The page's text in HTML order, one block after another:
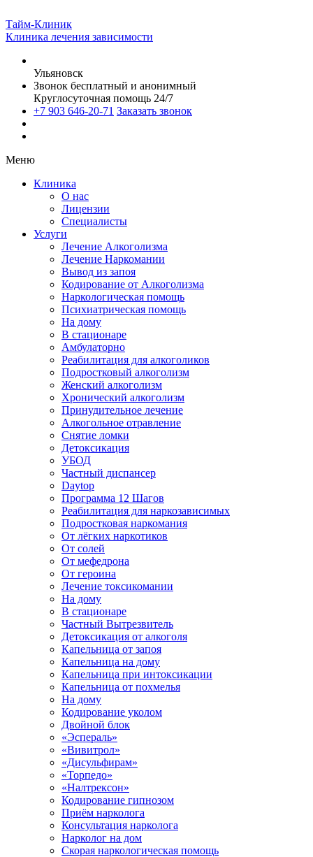
Тайм-Клиник
Клиника лечения зависимости
Ульяновск
Звонок бесплатный и анонимный
Круглосуточная помощь 24/7
+7 903 646-20-71 Заказать звонок
Меню
Клиника
О нас
Лицензии
Специалисты
Услуги
Лечение Алкоголизма
Лечение Наркомании
Вывод из запоя
Кодирование от Алкоголизма
Наркологическая помощь
Психиатрическая помощь
На дому
В стационаре
Амбулаторно
Реабилитация для алкоголиков
Подростковый алкоголизм
Женский алкоголизм
Хронический алкоголизм
Принудительное лечение
Алкогольное отравление
Снятие ломки
Детоксикация
УБОД
Частный диспансер
Daytop
Программа 12 Шагов
Реабилитация для наркозависимых
Подростковая наркомания
От лёгких наркотиков
От солей
От мефедрона
От героина
Лечение токсикомании
На дому
В стационаре
Частный Вытрезвитель
Детоксикация от алкоголя
Капельница от запоя
Капельница на дому
Капельница при интоксикации
Капельница от похмелья
На дому
Кодирование уколом
Двойной блок
«Эспераль»
«Вивитрол»
«Дисульфирам»
«Торпедо»
«Налтрексон»
Кодирование гипнозом
Приём нарколога
Консультация нарколога
Нарколог на дом
Скорая наркологическая помощь